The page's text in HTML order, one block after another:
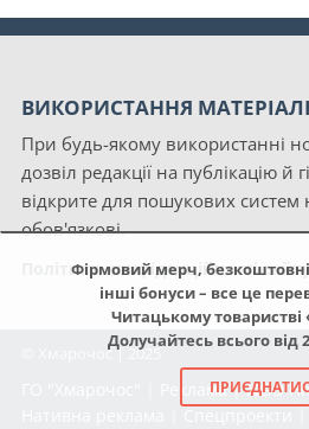
Фірмовий мерч, безкоштовні
інші бонуси – все це
Читацькому
Долучайтесь всього від
ВИКОРИСТАННЯ
При будь-якому використанні
дозвіл редакції на публікацію й
відкрите для пошукових
обов'язкові.
Політика конфіденційності
© Хмарочос | 2025
Реклама|NGO